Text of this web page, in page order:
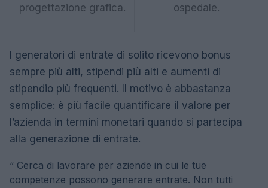
progettazione grafica.
ospedale.
I generatori di entrate di solito ricevono bonus
sempre più alti, stipendi più alti e aumenti di
stipendio più frequenti. Il motivo è abbastanza
semplice: è più facile quantificare il valore per
l’azienda in termini monetari quando si partecipa
alla generazione di entrate.
“ Cerca di lavorare per aziende in cui le tue
competenze possono generare entrate. Non tutti